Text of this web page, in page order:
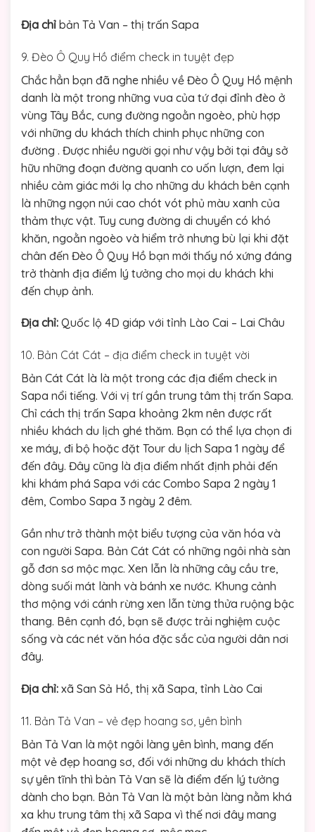
Địa chỉ bản Tả Van – thị trấn Sapa
9. Đèo Ô Quy Hồ điểm check in tuyệt đẹp
Chắc hẳn bạn đã nghe nhiều về Đèo Ô Quy Hồ mệnh
danh là một trong những vua của tứ đại đỉnh đèo ở
vùng Tây Bắc, cung đường ngoằn ngoèo, phù hợp
với những du khách thích chinh phục những con
đường . Được nhiều người gọi như vậy bởi tại đây sở
hữu những đoạn đường quanh co uốn lượn, đem lại
nhiều cảm giác mới lạ cho những du khách bên cạnh
là những ngọn núi cao chót vót phủ màu xanh của
thảm thực vật. Tuy cung đường di chuyển có khó
khăn, ngoằn ngoèo và hiểm trở nhưng bù lại khi đặt
chân đến Đèo Ô Quy Hồ bạn mới thấy nó xứng đáng
trở thành địa điểm lý tưởng cho mọi du khách khi
đến chụp ảnh.
Địa chỉ: Quốc lộ 4D giáp với tỉnh Lào Cai – Lai Châu
10. Bản Cát Cát – địa điểm check in tuyệt vời
Bản Cát Cát là là một trong các địa điểm check in
Sapa nổi tiếng. Với vị trí gần trung tâm thị trấn Sapa.
Chỉ cách thị trấn Sapa khoảng 2km nên được rất
nhiều khách du lịch ghé thăm. Bạn có thể lựa chọn đi
xe máy, đi bộ hoặc đặt Tour du lịch Sapa 1 ngày để
đến đây. Đây cũng là địa điểm nhất định phải đến
khi khám phá Sapa với các Combo Sapa 2 ngày 1
đêm, Combo Sapa 3 ngày 2 đêm.
Gần như trở thành một biểu tượng của văn hóa và
con người Sapa. Bản Cát Cát có những ngôi nhà sàn
gỗ đơn sơ mộc mạc. Xen lẫn là những cây cầu tre,
dòng suối mát lành và bánh xe nước. Khung cảnh
thơ mộng với cánh rừng xen lẫn từng thửa ruộng bậc
thang. Bên cạnh đó, bạn sẽ được trải nghiệm cuộc
sống và các nét văn hóa đặc sắc của người dân nơi
đây.
Địa chỉ: xã San Sả Hồ, thị xã Sapa, tỉnh Lào Cai
11. Bản Tả Van – vẻ đẹp hoang sơ, yên bình
Bản Tả Van là một ngôi làng yên bình, mang đến
một vẻ đẹp hoang sơ, đối với những du khách thích
sự yên tĩnh thì bản Tả Van sẽ là điểm đến lý tưởng
dành cho bạn. Bản Tả Van là một bản làng nằm khá
xa khu trung tâm thị xã Sapa vì thế nơi đây mang